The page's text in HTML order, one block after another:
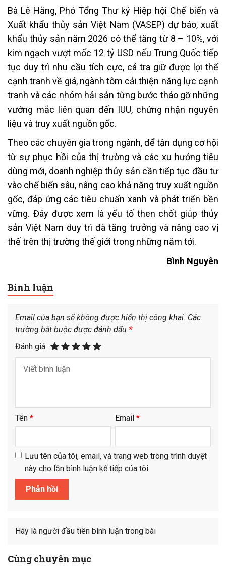
Bà Lê Hằng, Phó Tổng Thư ký Hiệp hội Chế biến và
Xuất khẩu thủy sản Việt Nam (VASEP) dự báo, xuất
khẩu thủy sản năm 2026 có thể tăng từ 8 – 10%, với
kim ngạch vượt mốc 12 tỷ USD nếu Trung Quốc tiếp
tục duy trì nhu cầu tích cực, cá tra giữ được lợi thế
cạnh tranh về giá, ngành tôm cải thiện năng lực cạnh
tranh và các nhóm hải sản từng bước tháo gỡ những
vướng mắc liên quan đến IUU, chứng nhận nguyên
liệu và truy xuất nguồn gốc.
Theo các chuyên gia trong ngành, để tận dụng cơ hội
từ sự phục hồi của thị trường và các xu hướng tiêu
dùng mới, doanh nghiệp thủy sản cần tiếp tục đầu tư
vào chế biến sâu, nâng cao khả năng truy xuất nguồn
gốc, đáp ứng các tiêu chuẩn xanh và phát triển bền
vững. Đây được xem là yếu tố then chốt giúp thủy
sản Việt Nam duy trì đà tăng trưởng và nâng cao vị
thế trên thị trường thế giới trong những năm tới.
Bình Nguyên
Bình luận
Email của bạn sẽ không được hiển thị công khai. Các
trường bắt buộc được đánh dấu *
Đánh giá
Tên * Email *
Lưu tên của tôi, email, và trang web trong trình duyệt
này cho lần bình luận kế tiếp của tôi.
Hãy là người đầu tiên bình luận trong bài
Cùng chuyên mục